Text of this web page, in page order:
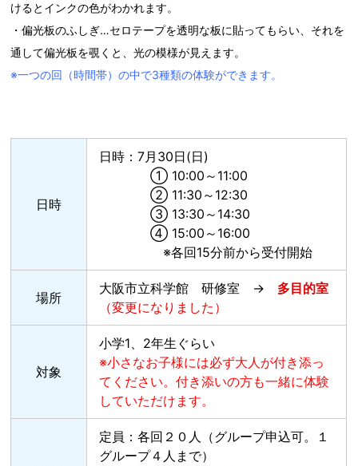
けるとインクの色がわかれます。
・偏光板のふしぎ…セロテープを透明な板に貼ってもらい、それを
通して偏光板を覗くと、光の模様が見えます。
※一つの回（時間帯）の中で3種類の体験ができます。
日時
日時：7月30日(日)
① 10:00～11:00
② 11:30～12:30
③ 13:30～14:30
④ 15:00～16:00
※各回15分前から受付開始
場所
大阪市立科学館 研修室 → 多目的室
（変更になりました）
対象
小学1、2年生ぐらい
※小さなお子様には必ず大人が付き添っ
てください。付き添いの方も一緒に体験
していただけます。
定員：各回２０人（グループ申込可。１
グループ４人まで）